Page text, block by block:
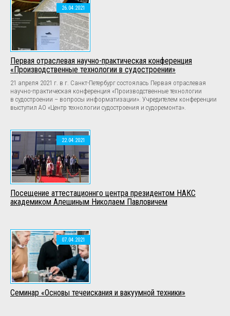
26.04.2021
Первая отраслевая научно-практическая конференция
«Производственные технологии в судостроении»
21 апреля 2021 г. в г. Санкт-Петербург состоялась Первая отраслевая
научно-практическая конференция «Производственные технологии
в судостроении – вопросы информатизации». Учредителем конференции
выступил АО «Центр технологии судостроения и судоремонта».
22.04.2021
Посещение аттестационнго центра президентом НАКС
академиком Алешиным Николаем Павловичем
07.04.2021
Семинар «Основы течеискания и вакуумной техники»